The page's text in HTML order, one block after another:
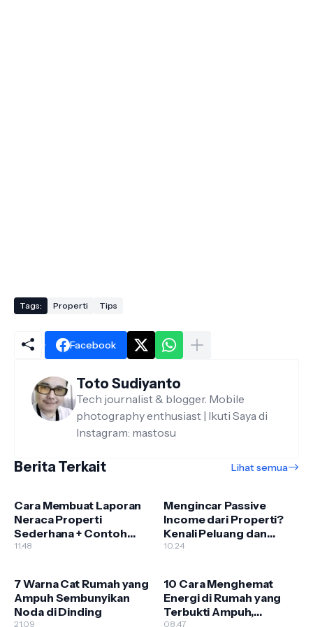
Tags: Properti Tips
Facebook
Toto Sudiyanto
Tech journalist & blogger. Mobile
photography enthusiast | Ikuti Saya di
Instagram: mastosu
Berita Terkait Lihat semua
Cara Membuat Laporan
Neraca Properti
Sederhana + Contoh
Lengkap untuk Pemula
11.48
Mengincar Passive
Income dari Properti?
Kenali Peluang dan
Risiko yang Jarang
10.24
7 Warna Cat Rumah yang
Ampuh Sembunyikan
Noda di Dinding
21.09
10 Cara Menghemat
Energi di Rumah yang
Terbukti Ampuh,
08.47